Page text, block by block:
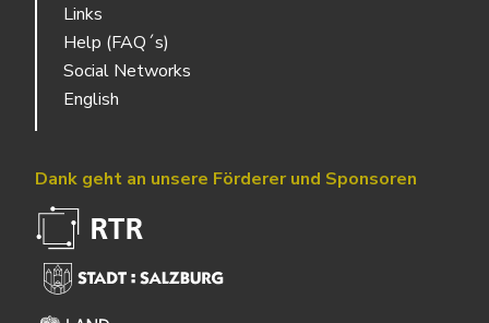
Links
Help (FAQ´s)
Social Networks
English
Dank geht an unsere Förderer und Sponsoren